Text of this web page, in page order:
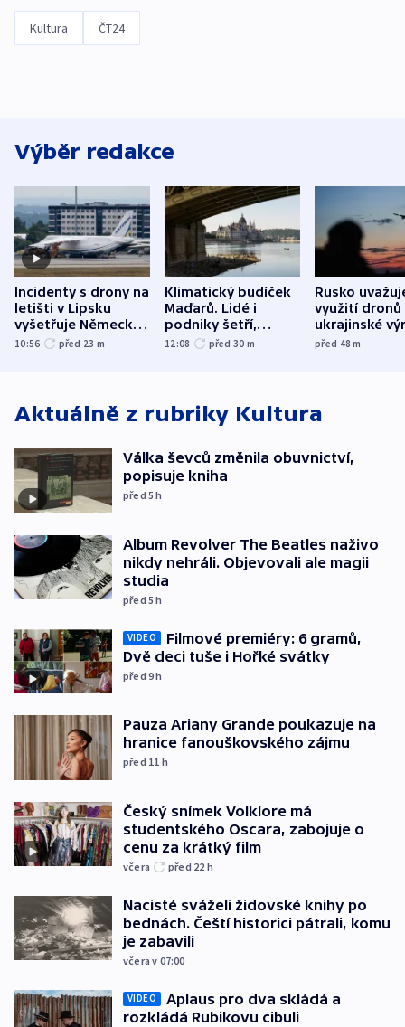
Kultura ČT24
Výběr redakce
Incidenty s drony na
letišti v Lipsku
vyšetřuje Německo
jako úmyslný pokus
10:56 před 23 m
Klimatický budíček
Maďarů. Lidé i
podniky šetří,
omezuje se doprava
12:08 před 30 m
Rusko
využití dronů
ukrajinské
útokům v
před 48m
Aktuálně z rubriky Kultura
Válka ševců změnila obuvnictví,
popisuje kniha
před 5h
Album Revolver The Beatles naživo
nikdy nehráli. Objevovali ale magii
studia
před 5h
VIDEO
Filmové premiéry: 6 gramů,
Dvě deci tuše i Hořké svátky
před 9h
Pauza Ariany Grande poukazuje na
hranice fanouškovského zájmu
před 11 h
Český snímek Volklore má
studentského Oscara, zabojuje o
cenu za krátký film
včera před 22 h
Nacisté sváželi židovské knihy po
bednách. Čeští historici pátrali, komu
je zabavili
včera v 07:00
VIDEO
Aplaus pro dva skládá a
rozkládá Rubikovu cibuli